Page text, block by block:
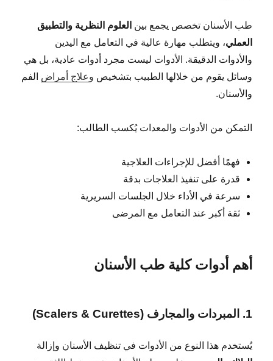
طب الأسنان تخصص يجمع بين العلوم النظرية والتطبيق
العملي، ويتطلب مهارة عالية في التعامل مع اليدين
والأدوات الدقيقة. الأدوات ليست مجرد أدوات عادية، بل هي
وسائل يقوم من خلالها الطبيب بتشخيص وعلاج أمراض الفم
والأسنان.
التمكن من الأدوات والمعدات يُكسب الطالب:
فهمًا أفضل للإجراءات العلاجية
قدرة على تنفيذ العلاجات بدقة
سرعة في الأداء خلال الجلسات السريرية
ثقة أكبر عند التعامل مع المرضى
أهم أدوات كلية طب الأسنان
1. المبردات والمجارف (Scalers & Curettes)
يُستخدم هذا النوع من الأدوات في تنظيف الأسنان وإزالة